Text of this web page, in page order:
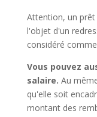
Attention, un
l'objet d'un
considéré
Vous pouvez
salaire. Au
qu'elle soit
montant des